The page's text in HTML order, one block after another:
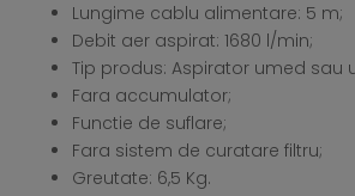
Lungime cablu alimentare: 5 m;
Debit aer aspirat: 1680 l/min;
Tip produs: Aspirator umed sau
Fara accumulator;
Functie de suflare;
Fara sistem de curatare filtru;
Greutate: 6,5 Kg.